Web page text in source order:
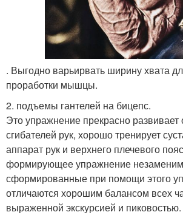
. Выгодно варьирвать ширину хвата
проработки мышцы.
2. подъемы гантелей на бицепс.
Это упражнение прекрасно
сгибателей рук, хорошо тренирует
аппарат рук и верхнего плечевого
формирующее упражнение
сформированные при помощи этого
отличаются хорошим балансом всех
выраженной экскурсией и